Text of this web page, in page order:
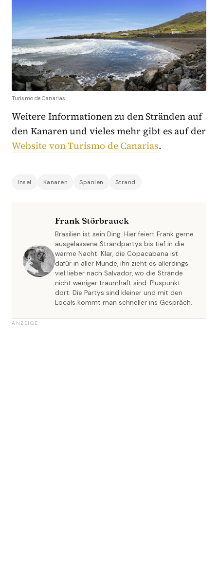
Turismo de Canarias
Weitere Informationen zu den Stränden auf
den Kanaren und vieles mehr gibt es auf der
Website von Turismo de Canarias.
Insel Kanaren Spanien Strand
Frank Störbrauck
Brasilien ist sein Ding. Hier feiert Frank gerne
ausgelassene Strandpartys bis tief in die
warme Nacht. Klar, die Copacabana ist
dafür in aller Munde, ihn zieht es allerdings
viel lieber nach Salvador, wo die Strände
nicht weniger traumhaft sind. Pluspunkt
dort: Die Partys sind kleiner und mit den
Locals kommt man schneller ins Gespräch.
ANZEIGE